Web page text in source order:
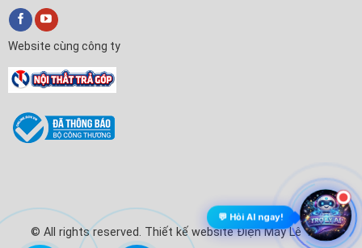
Website cùng công ty
© All rights reserved. Thiết kế website Điện Máy Lê Triều
💬 Hỏi AI ngay!